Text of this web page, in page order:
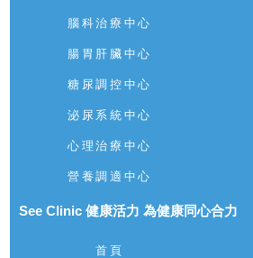
腦科治療中心
腸胃肝臟中心
糖尿調控中心
泌尿系統中心
心理治療中心
營養調適中心
See Clinic 健康活力 為健康同心合力
首頁